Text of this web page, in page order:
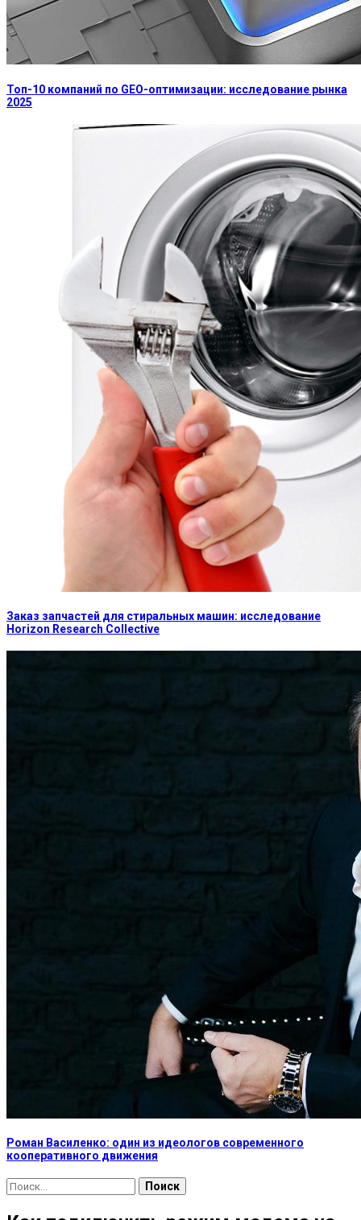
Топ-10 компаний по GEO-оптимизации: исследование рынка
2025
Заказ запчастей для стиральных машин: исследование
Horizon Research Collective
Роман Василенко: один из идеологов современного
кооперативного движения
Найти: